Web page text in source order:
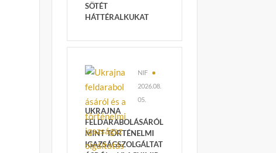
SÖTÉT
HÁTTÉRALKUKAT
NIF
2026.08.
05.
UKRAJNA
FELDARABOLÁSÁRÓL
MINT TÖRTÉNELMI
IGAZSÁGSZOLGÁLTAT